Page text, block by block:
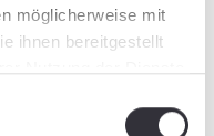
möglicherweise mit
ihnen bereitgestellt